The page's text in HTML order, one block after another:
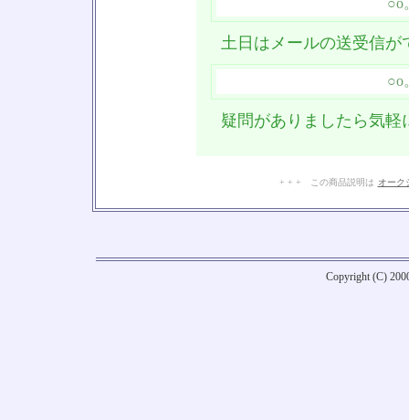
○o
土日はメールの送受信が
○o
疑問がありましたら気軽
+ + + この商品説明は オーク
Copyright (C)